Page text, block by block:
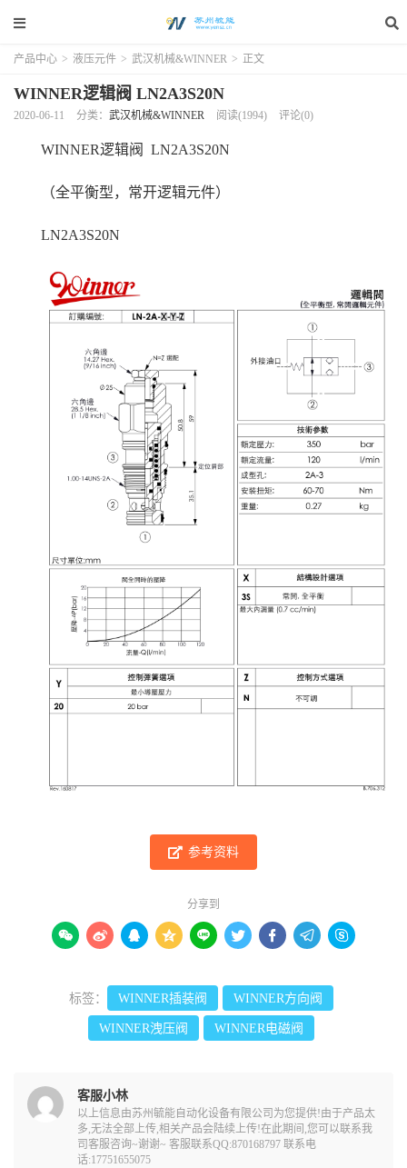
产品中心 > 液压元件 > 武汉机械&WINNER > 正文
WINNER逻辑阀 LN2A3S20N
2020-06-11 分类： 武汉机械&WINNER 阅读(1994) 评论(0)
WINNER逻辑阀 LN2A3S20N
（全平衡型，常开逻辑元件）
LN2A3S20N
参考资料
分享到
        
标签： WINNER插装阀 WINNER方向阀
WINNER洩压阀 WINNER电磁阀
客服小林
以上信息由苏州毓能自动化设备有限公司为您提供!由于产品太
多,无法全部上传,相关产品会陆续上传!在此期间,您可以联系我
司客服咨询~谢谢~ 客服联系QQ:870168797 联系电
话:17751655075